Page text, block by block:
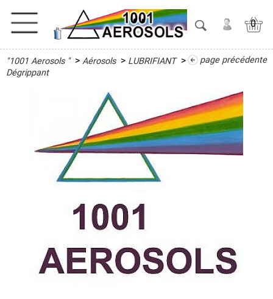
0
"1001 Aerosols " page précédente
> Aérosols> LUBRIFIANT>
Dégrippant
ACTIVITES
ISOLATION
LUBRIFIANT
Graisse